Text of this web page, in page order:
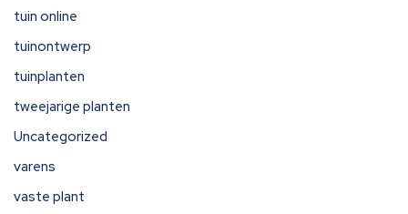
tuin online
tuinontwerp
tuinplanten
tweejarige planten
Uncategorized
varens
vaste plant